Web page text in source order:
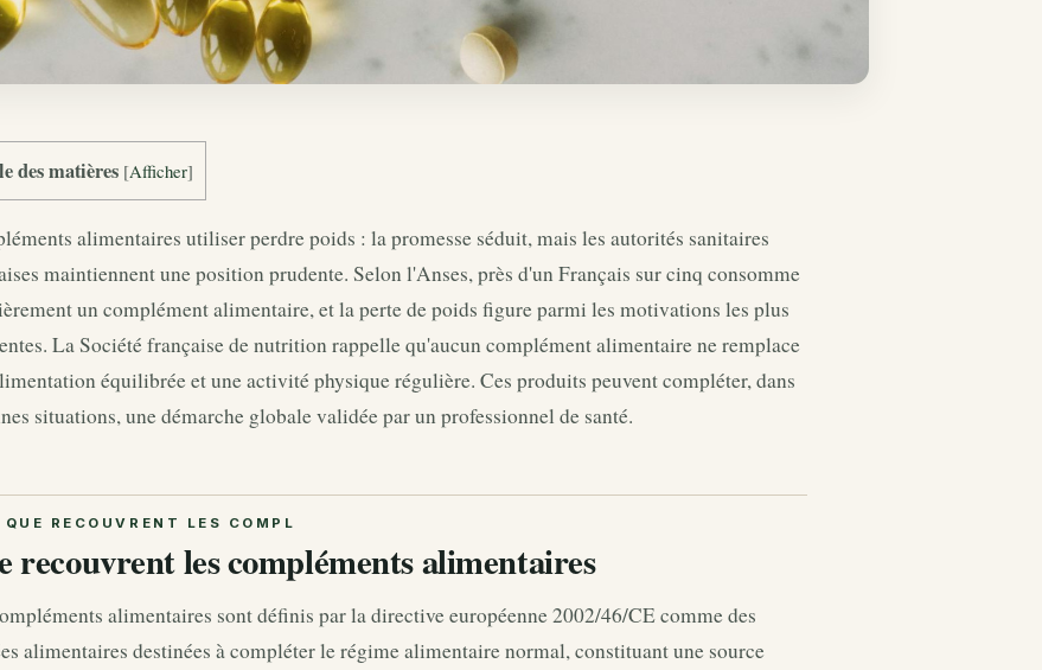
des matières [Afficher]
alimentaires utiliser perdre poids : la promesse séduit, mais les autorités sanitaires
maintiennent une position prudente. Selon l'Anses, près d'un Français sur cinq consomme
un complément alimentaire, et la perte de poids figure parmi les motivations les plus
La Société française de nutrition rappelle qu'aucun complément alimentaire ne remplace
équilibrée et une activité physique régulière. Ces produits peuvent compléter, dans
situations, une démarche globale validée par un professionnel de santé.
recouvrent les compléments alimentaires
alimentaires sont définis par la directive européenne 2002/46/CE comme des
alimentaires destinées à compléter le régime alimentaire normal, constituant une source